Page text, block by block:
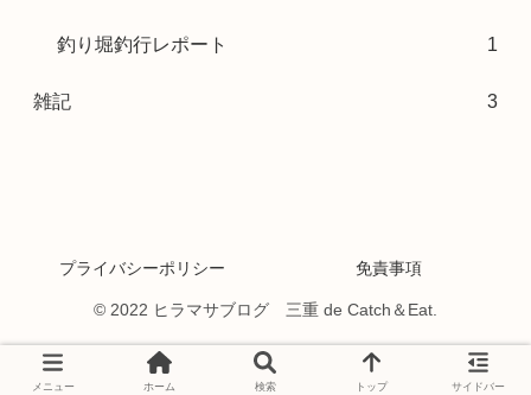
釣り堀釣行レポート 1
雑記 3
プライバシーポリシー 免責事項
© 2022 ヒラマサブログ 三重 de Catch＆Eat.
メニュー ホーム 検索 トップ サイドバー